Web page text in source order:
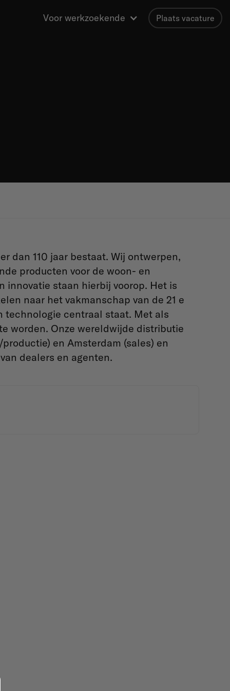
Voor werkzoekende Plaats vacature
dan 110 jaar bestaat. Wij ontwerpen,
producten voor de woon- en
innovatie staan hierbij voorop. Het is
naar het vakmanschap van de 21 e
technologie centraal staat. Met als
worden. Onze wereldwijde distributie
en Amsterdam (sales) en
dealers en agenten.